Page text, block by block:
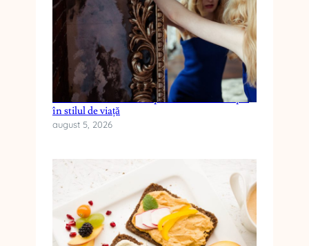
Cum reduci anxietatea prin schimbări simple
în stilul de viață
august 5, 2026